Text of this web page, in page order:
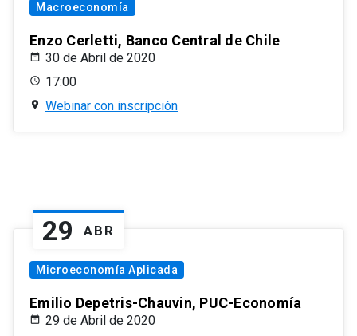
Macroeconomía
Enzo Cerletti, Banco Central de Chile
30 de Abril de 2020
17:00
Webinar con inscripción
29 ABR
Microeconomía Aplicada
Emilio Depetris-Chauvin, PUC-Economía
29 de Abril de 2020